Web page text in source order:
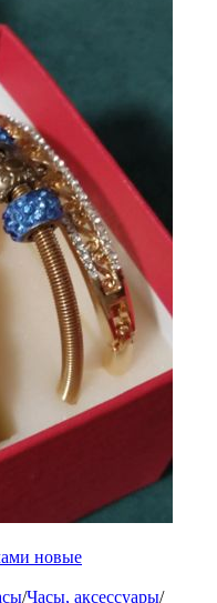
новые
/Часы, аксессуары/